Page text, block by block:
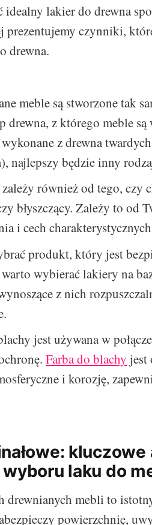
lakier do drewna
czynniki,
drewna.
meble są stworzone tak
drewna, z którego meble są
z drewna
najlepszy będzie inny
również od tego, czy
błyszczący. Zależy to od
i cech
produkt, który jest
wybierać lakiery na
z nich
jest używana w
Farba do blachy jest
i korozję,
laku do
mebli to
powierzchnię,